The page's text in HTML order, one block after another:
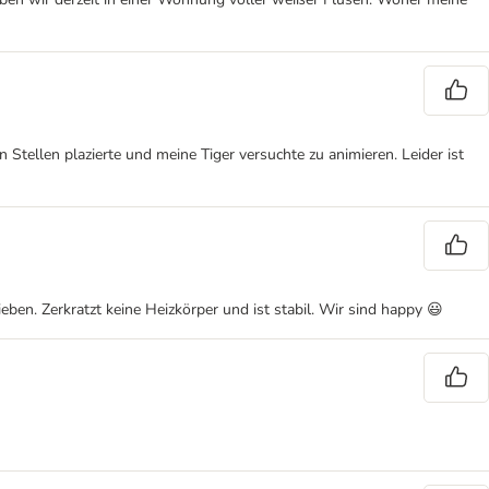
plazierte und meine Tiger versuchte zu animieren. Leider ist
Zerkratzt keine Heizkörper und ist stabil. Wir sind happy 😃